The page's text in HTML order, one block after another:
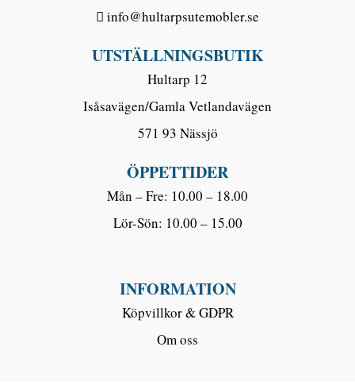
info@hultarpsutemobler.se
UTSTÄLLNINGSBUTIK
Hultarp 12
Isåsavägen/Gamla Vetlandavägen
571 93 Nässjö
ÖPPETTIDER
Mån – Fre: 10.00 – 18.00
Lör-Sön: 10.00 – 15.00
INFORMATION
Köpvillkor & GDPR
Om oss